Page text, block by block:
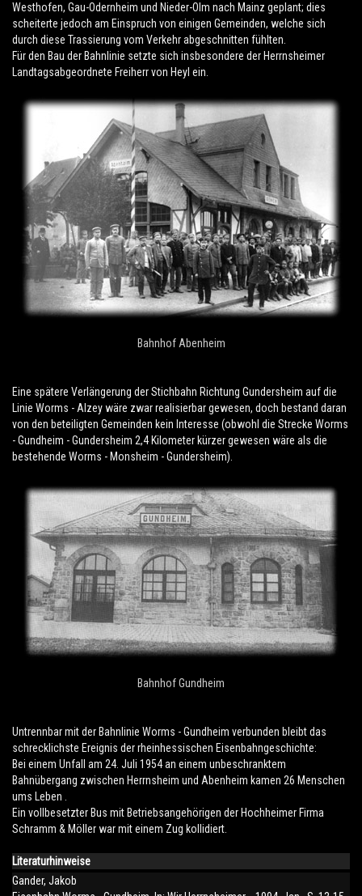
Westhofen, Gau-Odernheim und Nieder-Olm nach Mainz geplant; dies
scheiterte jedoch am Einspruch von einigen Gemeinden, welche sich
durch diese Trassierung vom Verkehr abgeschnitten fühlten.
Für den Bau der Bahnlinie setzte sich insbesondere der Herrnsheimer
Landtagsabgeordnete Freiherr von Heyl ein.
Bahnhof Abenheim
Eine spätere Verlängerung der Stichbahn Richtung Gundersheim auf die
Linie Worms - Alzey wäre zwar realisierbar gewesen, doch bestand daran
von den beteiligten Gemeinden kein Interesse (obwohl die Strecke Worms
- Gundheim - Gundersheim 2,4 Kilometer kürzer gewesen wäre als die
bestehende Worms - Monsheim - Gundersheim).
Bahnhof Gundheim
Untrennbar mit der Bahnlinie Worms - Gundheim verbunden bleibt das
schrecklichste Ereignis der rheinhessischen Eisenbahngeschichte:
Bei einem Unfall am 24. Juli 1954 an einem unbeschranktem
Bahnübergang zwischen Herrnsheim und Abenheim kamen 26 Menschen
ums Leben .
Ein vollbesetzter Bus mit Betriebsangehörigen der Hochheimer Firma
Schramm & Möller war mit einem Zug kollidiert.
Literaturhinweise
Gander, Jakob